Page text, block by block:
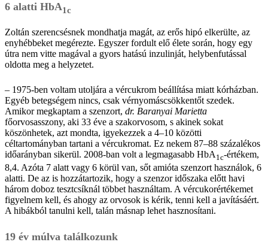
6 alatti HbA1c
Zoltán szerencsésnek mondhatja magát, az erős hipó elkerülte, az
enyhébbeket megérezte. Egyszer fordult elő élete során, hogy egy
útra nem vitte magával a gyors hatású inzulinját, helybenfutással
oldotta meg a helyzetet.
– 1975-ben voltam utoljára a vércukrom beállítása miatt kórházban.
Egyéb betegségem nincs, csak vérnyomáscsökkentőt szedek.
Amikor megkaptam a szenzort, dr. Baranyai Marietta
főorvosasszony, aki 33 éve a szakorvosom, s akinek sokat
köszönhetek, azt mondta, igyekezzek a 4–10 közötti
céltartományban tartani a vércukromat. Ez nekem 87–88 százalékos
időarányban sikerül. 2008-ban volt a legmagasabb HbA 1c-értékem,
8,4. Azóta 7 alatt vagy 6 körül van, sőt amióta szenzort használok, 6
alatti. De az is hozzátartozik, hogy a szenzor időszaka előtt havi
három doboz tesztcsíknál többet használtam. A vércukorértékemet
figyelnem kell, és ahogy az orvosok is kérik, tenni kell a javításáért.
A hibákból tanulni kell, talán másnap lehet hasznosítani.
19 év múlva találkozunk